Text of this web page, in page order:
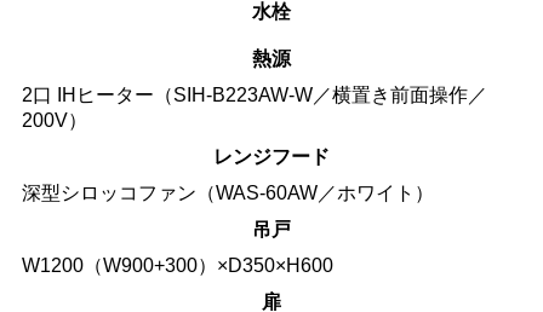
水栓
熱源
2口 IHヒーター（SIH-B223AW-W／横置き前面操作／
200V）
レンジフード
深型シロッコファン（WAS-60AW／ホワイト）
吊戸
W1200（W900+300）×D350×H600
扉